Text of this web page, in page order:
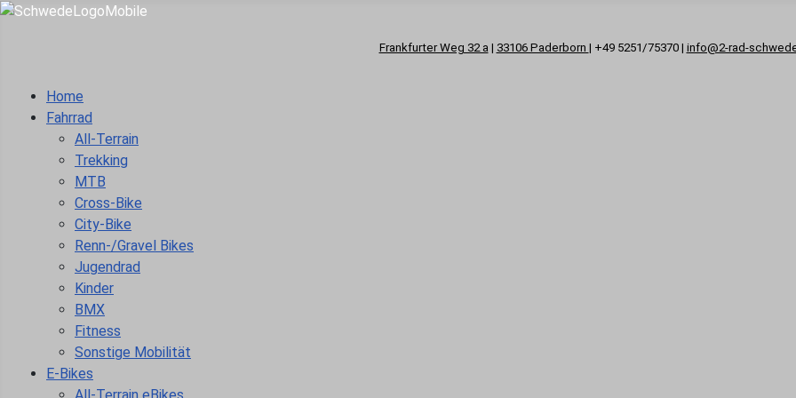
Frankfurter Weg 32 a | 33106 Paderborn | +49 5251/75370 | info@2-rad-
Home
Fahrrad
All-Terrain
Trekking
MTB
Cross-Bike
City-Bike
Renn-/Gravel Bikes
Jugendrad
Kinder
BMX
Fitness
Sonstige Mobilität
E-Bikes